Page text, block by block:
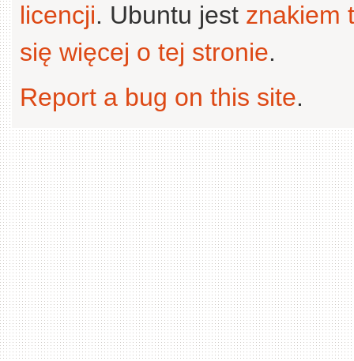
licencji. Ubuntu jest znakiem
się więcej o tej stronie.
Report a bug on this site.